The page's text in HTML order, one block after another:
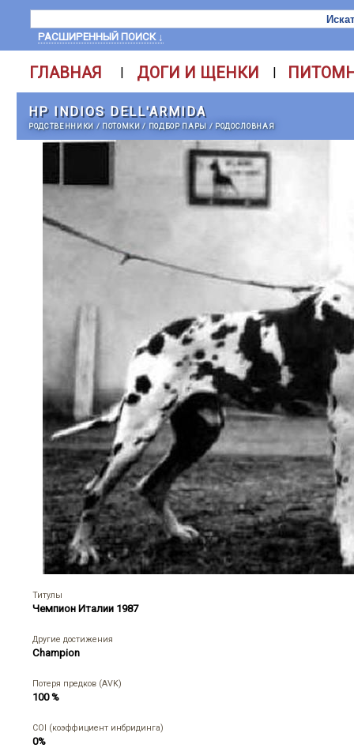
РАСШИРЕННЫЙ ПОИСК ↓
ГЛАВНАЯ | ДОГИ И ЩЕНКИ |
HP INDIOS DELL'ARMIDA
РОДСТВЕННИКИ / ПОТОМКИ/ ПОДБОР ПАРЫ / РОДОСЛОВНАЯ
Титулы
Чемпион Италии 1987
Другие достижения
Champion
Потеря предков (AVK)
100 %
COI (коэффициент инбридинга)
0%